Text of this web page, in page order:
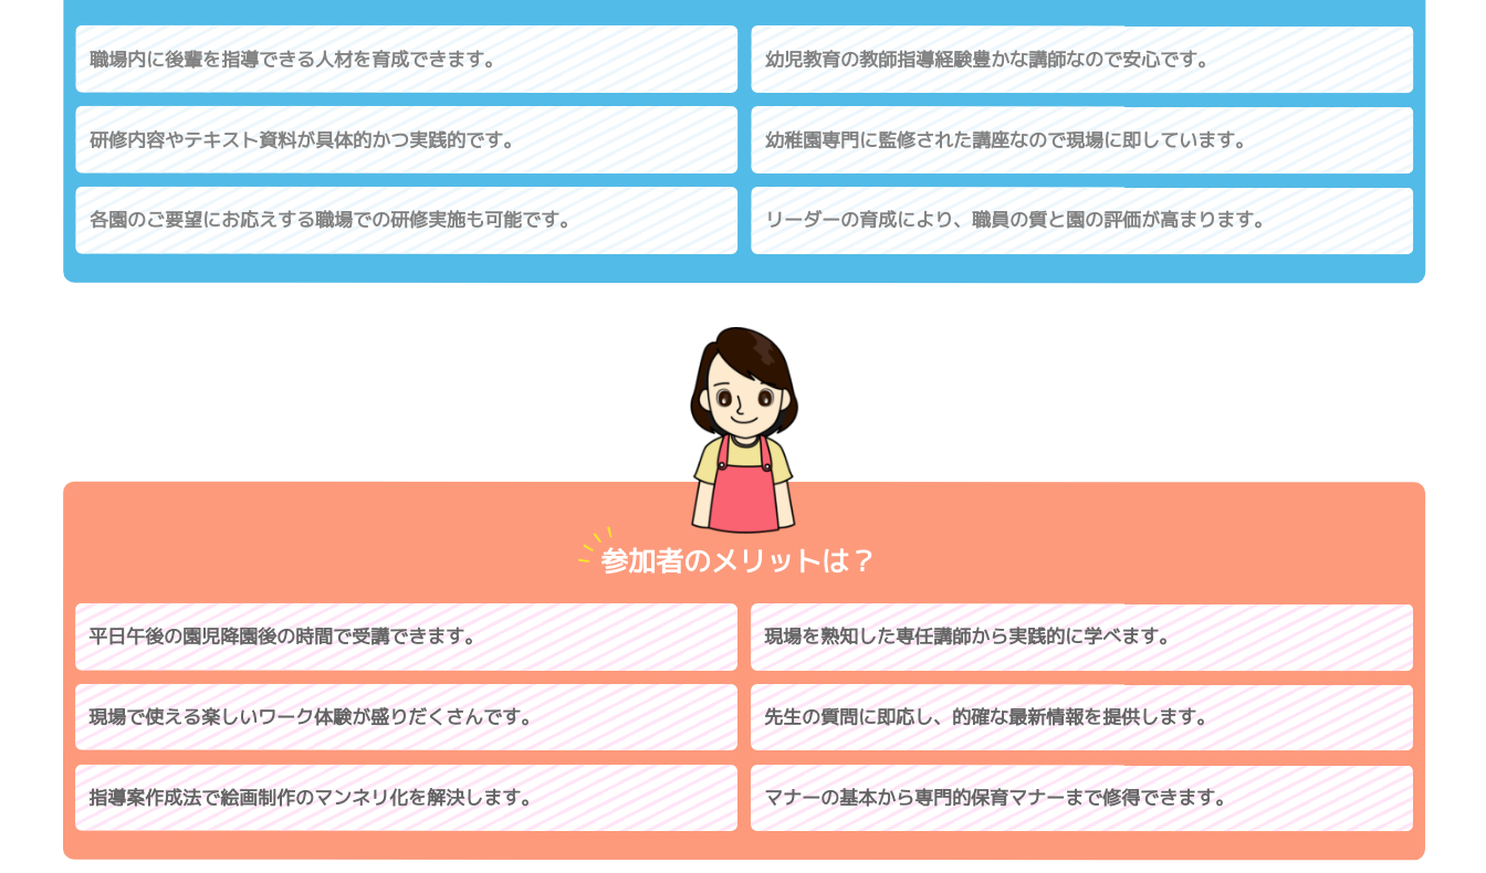
職場内に後輩を指導できる人材を育成できます。 幼児教育の教師指導経験豊かな講師なので安心です。
研修内容やテキスト資料が具体的かつ実践的です。 幼稚園専門に監修された講座なので現場に即しています。
各園のご要望にお応えする職場での研修実施も可能です。 リーダーの育成により、職員の質と園の評価が高まります。
参加者のメリットは？
平日午後の園児降園後の時間で受講できます。 現場を熟知した専任講師から実践的に学べます。
現場で使える楽しいワーク体験が盛りだくさんです。 先生の質問に即応し、的確な最新情報を提供します。
指導案作成法で絵画制作のマンネリ化を解決します。 マナーの基本から専門的保育マナーまで修得できます。